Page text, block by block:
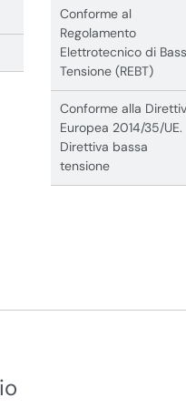
Conforme al
Regolamento
Elettrotecnico di
Tensione (REBT)
Conforme alla
Europea 2014/35/UE.
Direttiva bassa
tensione